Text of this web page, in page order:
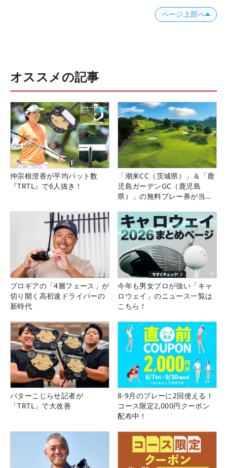
ページ上部へ
オススメの記事
仲宗根澄香が平均パット数
『TRTL』で6人抜き！
「潮来CC（茨城県）」＆「鹿
児島ガーデンGC（鹿児島
県）」の無料プレー券が当た
プロギアの「4層フェース」が
切り開く高初速ドライバーの
新時代
今年も男女プロが強い「キャ
ロウェイ」のニュース一覧は
こちら！
パターこじらせ記者が
「TRTL」で大改善
8-9月のプレーに2回使える！
コース限定2,000円クーポン
配布中！